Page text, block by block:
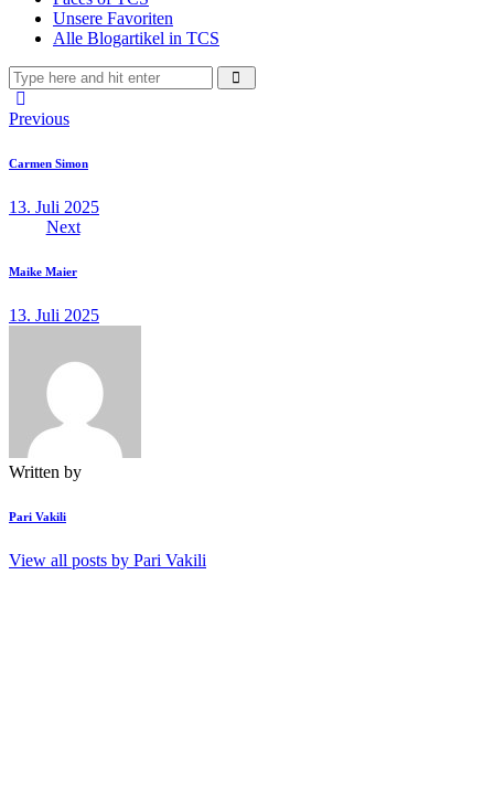
Unsere Favoriten
Alle Blogartikel in TCS
Beitragsnavigation
Previous
Carmen Simon
13. Juli 2025
Next
Maike Maier
13. Juli 2025
Written by
Pari Vakili
View all posts by Pari Vakili